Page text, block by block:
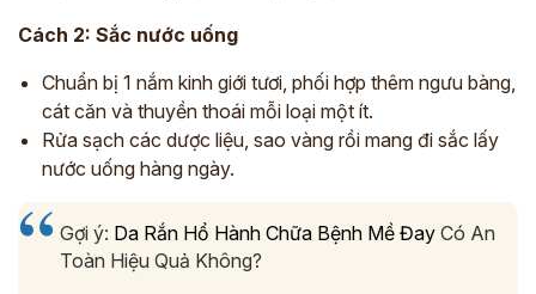
Cách 2: Sắc nước uống
Chuẩn bị 1 nắm kinh giới tươi, phối hợp thêm ngưu bàng,
cát căn và thuyền thoái mỗi loại một ít.
Rửa sạch các dược liệu, sao vàng rồi mang đi sắc lấy
nước uống hàng ngày.
Gợi ý: Da Rắn Hổ Hành Chữa Bệnh Mề Đay Có An
Toàn Hiệu Quả Không?